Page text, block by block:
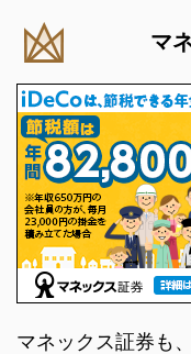
マ
マネックス証券も